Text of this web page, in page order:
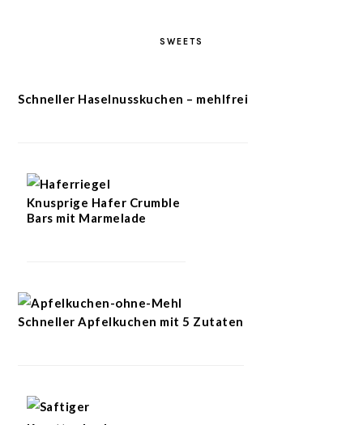
SWEETS
Schneller Haselnusskuchen – mehlfrei
Knusprige Hafer Crumble
Bars mit Marmelade
Schneller Apfelkuchen mit 5 Zutaten